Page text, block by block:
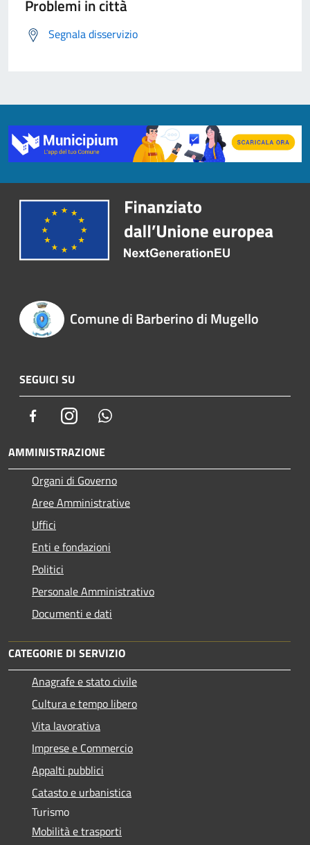
Problemi in città
Segnala disservizio
Comune di Barberino di Mugello
SEGUICI SU
FacebookInstagram
AMMINISTRAZIONE
Organi di Governo
Aree Amministrative
Uffici
Enti e fondazioni
Politici
Personale Amministrativo
Documenti e dati
CATEGORIE DI SERVIZIO
Anagrafe e stato civile
Cultura e tempo libero
Vita lavorativa
Imprese e Commercio
Appalti pubblici
Catasto e urbanistica
Turismo
Mobilità e trasporti